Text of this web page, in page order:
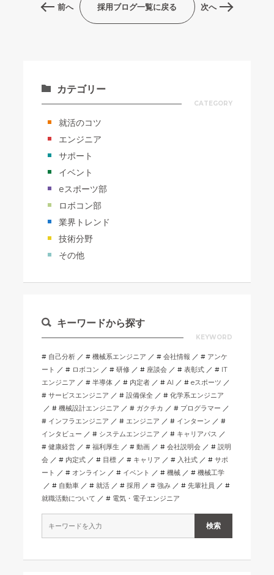
前へ 採用ブログ一覧に戻る 次へ
カテゴリー
CATEGORY
就活のコツ
エンジニア
サポート
イベント
eスポーツ部
ロボコン部
業界トレンド
技術分野
その他
キーワードから探す
KEYWORD
自己分析 機械系エンジニア 会社情報
アンケ
ート
ロボコン 研修 座談会 表彰式
IT
エンジニア
半導体 内定者 AI
eスポーツ
サービスエンジニア
設備保全
化学系エンジニア
機械設計エンジニア
ガクチカ
プログラマー
インフラエンジニア
エンジニア
インターン
インタビュー
システムエンジニア
キャリアパス
健康経営
福利厚生 動画 会社説明会
説明
会
内定式 目標 キャリア 入社式
サポ
ート
オンライン イベント 機械
機械工学
自動車
就活 採用 強み
先輩社員
就職活動について
電気・電子エンジニア